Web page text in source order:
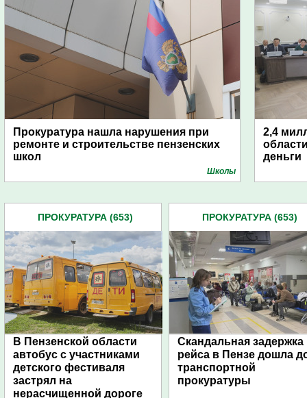
Прокуратура нашла нарушения при
ремонте и строительстве пензенских
школ
Школы
2,4
деньги
ПРОКУРАТУРА (653)
В Пензенской области
автобус с участниками
детского фестиваля
застрял на
нерасчищенной дороге
ПРОКУРАТУРА (653)
Скандальная задержка
рейса в Пензе дошла
транспортной
прокуратуры